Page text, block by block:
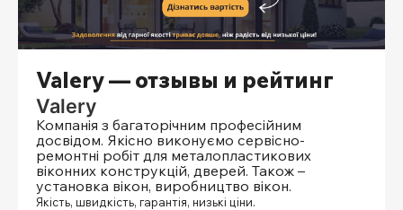
Valery — отзывы и рейтинг
Valery
Компанія з багаторічним професійним
досвідом. Якісно виконуємо сервісно-
ремонтні робіт для металопластикових
віконних конструкцій, дверей. Також –
установка вікон, виробництво вікон.
Якість, швидкість, гарантія, низькі ціни.